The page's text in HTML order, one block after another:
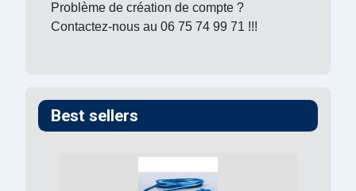
Problème de création de compte ?
Contactez-nous au 06 75 74 99 71 !!!
Best sellers